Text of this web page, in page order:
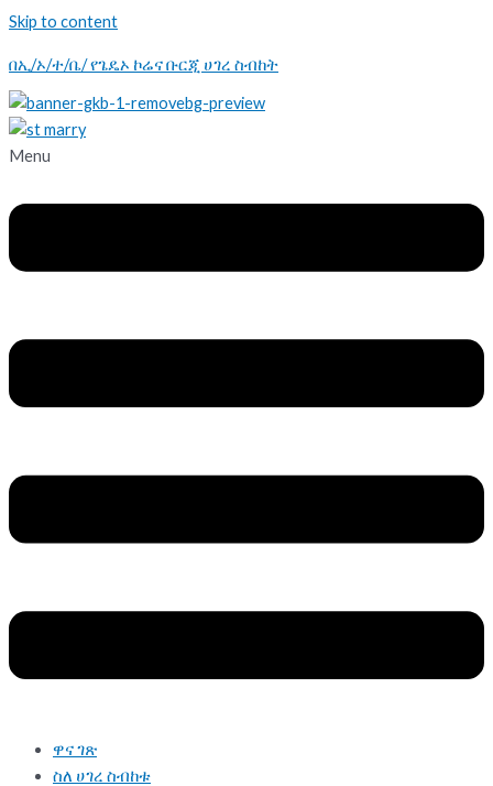
Skip to content
በኢ/ኦ/ተ/ቤ/ የጌዴኦ ኮሬና ቡርጂ ሀገረ ስብከት
Menu
ዋና ገጽ
ስለ ሀገረ ስብከቱ